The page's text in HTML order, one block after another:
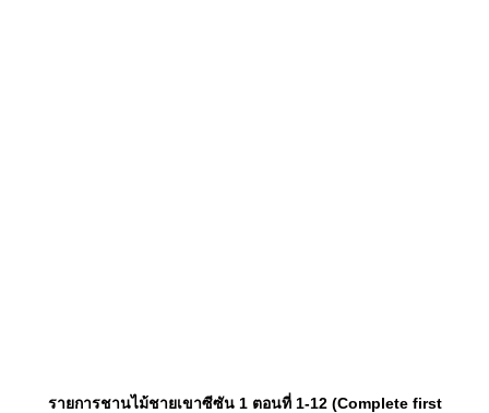
รายการชานไม้ชายเขาซีซัน 1 ตอนที่ 1-12 (Complete first